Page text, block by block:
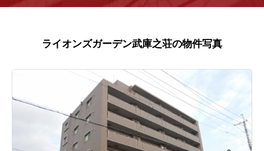
ライオンズガーデン武庫之荘の物件写真